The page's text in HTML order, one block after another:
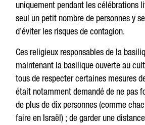
uniquement pendant les célébrations
seul un petit nombre de personnes y
d’éviter les risques de contagion.
Ces religieux responsables de la
maintenant la basilique ouverte au
tous de respecter certaines mesures
était notamment demandé de ne pas
de plus de dix personnes (comme
faire en Israël) ; de garder une